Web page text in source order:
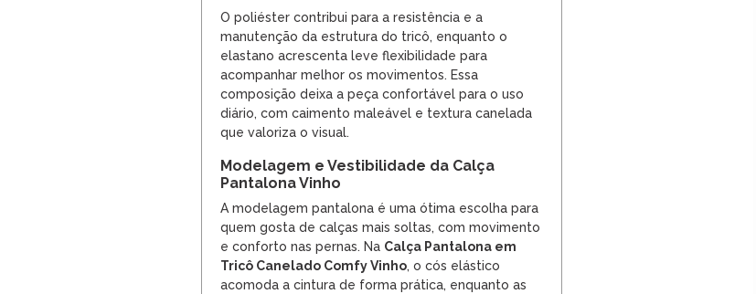
O poliéster contribui para a resistência e a
manutenção da estrutura do tricô, enquanto o
elastano acrescenta leve flexibilidade para
acompanhar melhor os movimentos. Essa
composição deixa a peça confortável para o uso
diário, com caimento maleável e textura canelada
que valoriza o visual.
Modelagem e Vestibilidade da Calça
Pantalona Vinho
A modelagem pantalona é uma ótima escolha para
quem gosta de calças mais soltas, com movimento
e conforto nas pernas. Na Calça Pantalona em
Tricô Canelado Comfy Vinho, o cós elástico
acomoda a cintura de forma prática, enquanto as